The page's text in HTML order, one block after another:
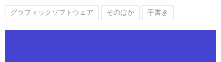
グラフィックソフトウェア そのほか 手書き